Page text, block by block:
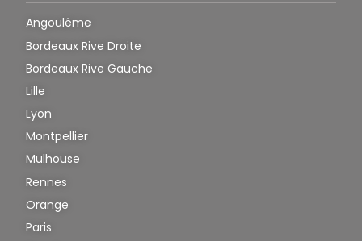
Angoulême
Bordeaux Rive Droite
Bordeaux Rive Gauche
Lille
Lyon
Montpellier
Mulhouse
Rennes
Orange
Paris